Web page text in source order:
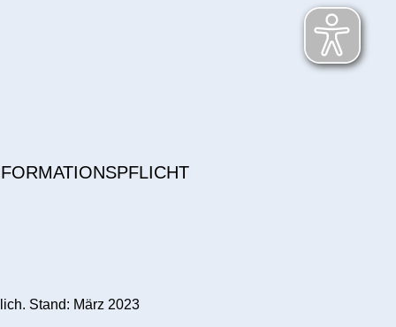
Stand: März 2023